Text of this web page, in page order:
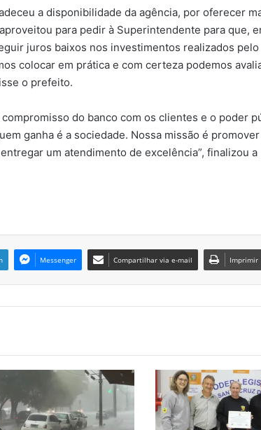
a disponibilidade da agência, por oferecer
para pedir à Superintendente para que,
juros baixos nos investimentos realizados pelo
colocar em prática e com certeza podemos
o prefeito.
do banco com os clientes e o poder
ganha é a sociedade. Nossa missão é
um atendimento de excelência”, finalizou a
Messenger Compartilhar via e-mail Imprimir